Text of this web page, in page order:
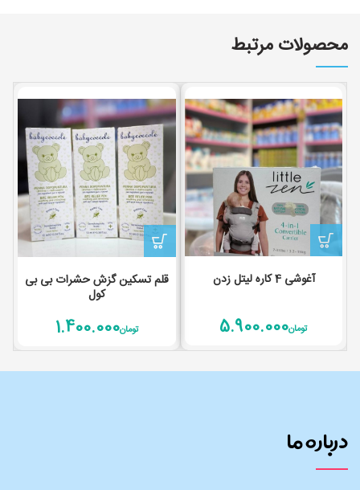
محصولات مرتبط
آغوشی 4 کاره لیتل زدن
تومان5.900.000
قلم تسکین گزش حشرات بی بی
کول
تومان1.400.000
درباره ما